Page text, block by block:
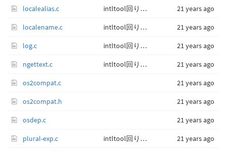
localealias.c intltool回りをアップデート。 21 years ago
localename.c intltool回りをアップデート。 21 years ago
log.c intltool回りをアップデート。 21 years ago
ngettext.c intltool回りをアップデート。 21 years ago
os2compat.c 21 years ago
os2compat.h 21 years ago
osdep.c 21 years ago
plural-exp.c intltool回りをアップデート。 21 years ago